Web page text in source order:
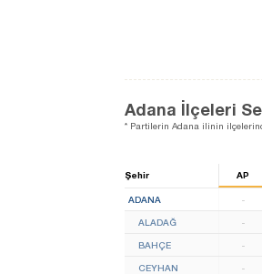
Adana İlçeleri
* Partilerin Adana ilinin
Şehir AP
ADANA -
ALADAĞ -
BAHÇE -
CEYHAN -